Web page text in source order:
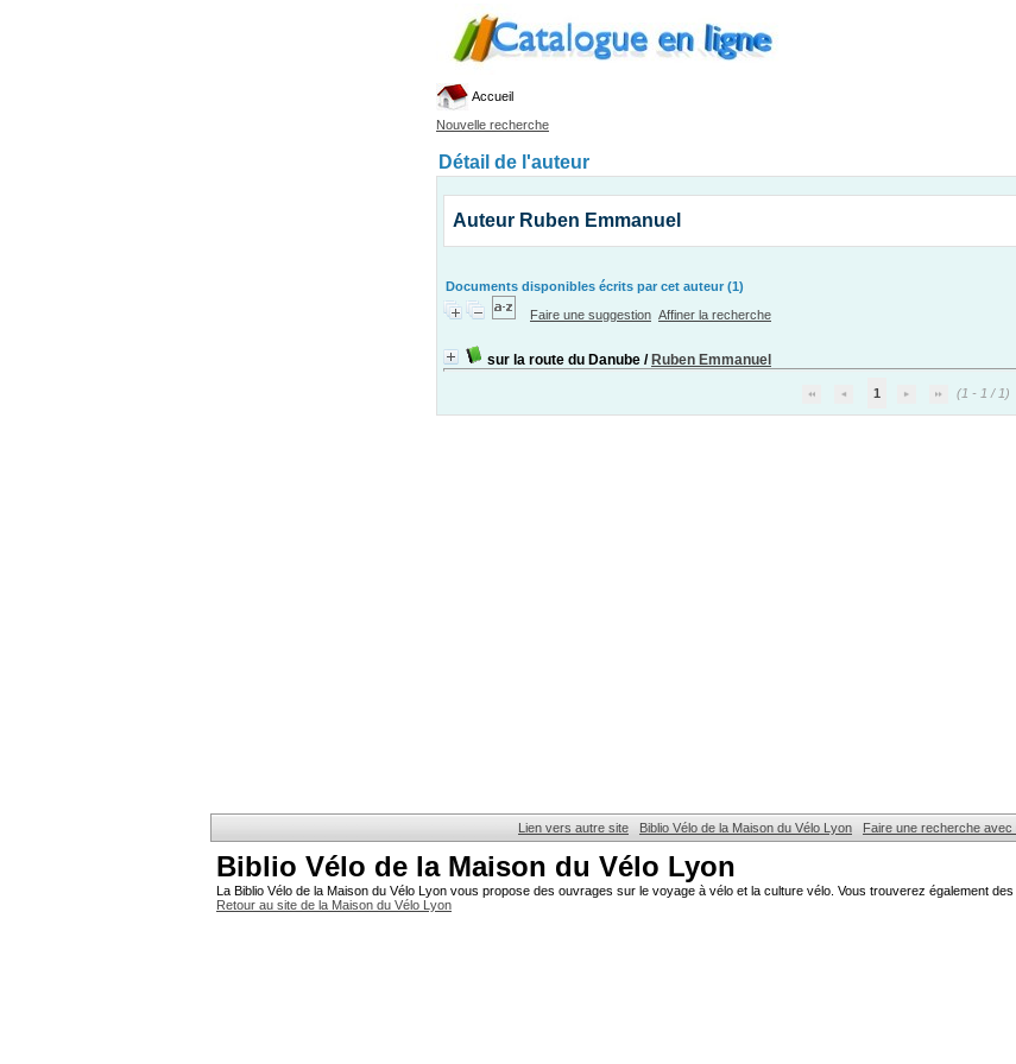
Accueil
Nouvelle recherche
Détail de l'auteur
Auteur Ruben Emmanuel
Documents disponibles écrits par cet auteur (1)
Faire une suggestion Affiner la recherche
sur la route du Danube / Ruben Emmanuel
1 (1 - 1 / 1)
Lien vers autre site Biblio Vélo de la Maison du Vélo Lyon Faire une recherche avec
Biblio Vélo de la Maison du Vélo Lyon
La Biblio Vélo de la Maison du Vélo Lyon vous propose des ouvrages sur le voyage à vélo et la culture vélo. Vous trouverez également
Retour au site de la Maison du Vélo Lyon